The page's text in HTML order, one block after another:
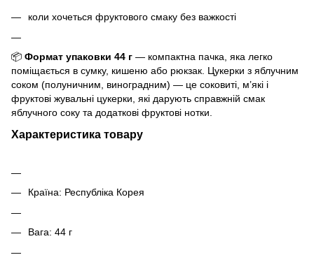
коли хочеться фруктового смаку без важкості
📦 Формат упаковки 44 г — компактна пачка, яка легко
поміщається в сумку, кишеню або рюкзак. Цукерки з яблучним
соком (полуничним, виноградним) — це соковиті, м’які і
фруктові жувальні цукерки, які дарують справжній смак
яблучного соку та додаткові фруктові нотки.
Характеристика товару
Країна: Республіка Корея
Вага: 44 г